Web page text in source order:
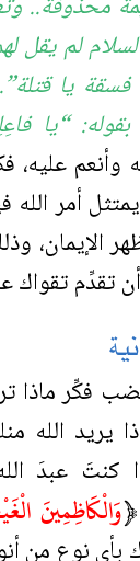
لم يقل
فسقة يا
“يا
وأنعم
أمر
الإيمان،
تقدِّم تقواك
فكِّر ماذا
يريد الله
كنتَ عبدَ
﴿وَالْكَاظِمِينَ
بأي نوعٍ من